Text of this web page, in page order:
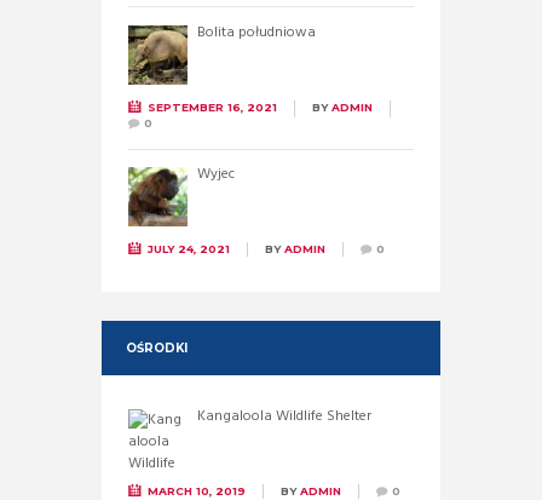
Bolita południowa
SEPTEMBER 16, 2021 BYADMIN
0
Wyjec
JULY 24, 2021 BYADMIN 0
OŚRODKI
Kangaloola Wildlife Shelter
MARCH 10, 2019 BYADMIN 0